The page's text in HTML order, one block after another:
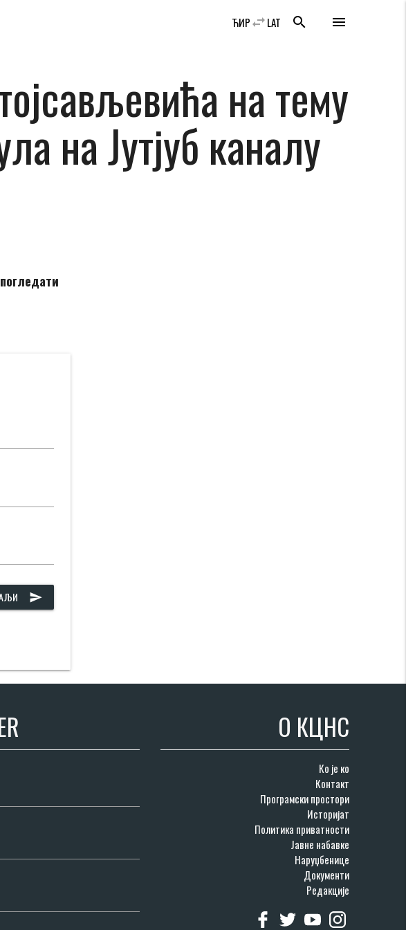
menu
search
LAT
swap_horiz
ЋИР
на тему
на Јутјуб каналу
send
О КЦНС
Ко је ко
Контакт
Програмски простори
Историјат
Политика приватности
Јавне набавке
Наруџбенице
Документи
Редакције